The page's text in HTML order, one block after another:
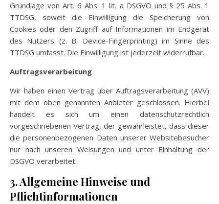
Grundlage von Art. 6 Abs. 1 lit. a DSGVO und § 25 Abs. 1
TTDSG, soweit die Einwilligung die Speicherung von
Cookies oder den Zugriff auf Informationen im Endgerät
des Nutzers (z. B. Device-Fingerprinting) im Sinne des
TTDSG umfasst. Die Einwilligung ist jederzeit widerrufbar.
Auftragsverarbeitung
Wir haben einen Vertrag über Auftragsverarbeitung (AVV)
mit dem oben genannten Anbieter geschlossen. Hierbei
handelt es sich um einen datenschutzrechtlich
vorgeschriebenen Vertrag, der gewährleistet, dass dieser
die personenbezogenen Daten unserer Websitebesucher
nur nach unseren Weisungen und unter Einhaltung der
DSGVO verarbeitet.
3. Allgemeine Hinweise und
Pflichtinformationen